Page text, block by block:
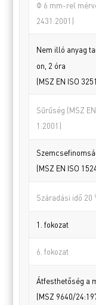
Φ 6 mm-rel
2431:2001)
Nem illó anyag
on, 2 óra
(MSZ EN ISO
Sűrűség (MSZ
1:2001)
(MSZ EN ISO
Száradási idő 20
1. fokozat
6. fokozat
Átfesthetőség a
(MSZ 9640/